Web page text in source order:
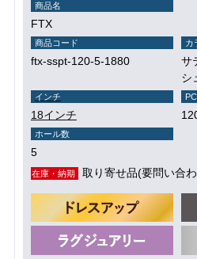
商品名
FTX
商品コード
ftx-sspt-120-5-1880
カ
サ
シ
インチ
18インチ
ホール数
5
在庫・納期 取り寄せ品(要問い合